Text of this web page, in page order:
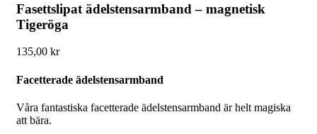
Fasettslipat ädelstensarmband – magnetisk
Tigeröga
135,00 kr
Facetterade ädelstensarmband
Våra fantastiska facetterade ädelstensarmband är helt magiska
att bära.